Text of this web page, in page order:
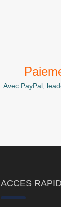
Avec PayPal,
ACCES